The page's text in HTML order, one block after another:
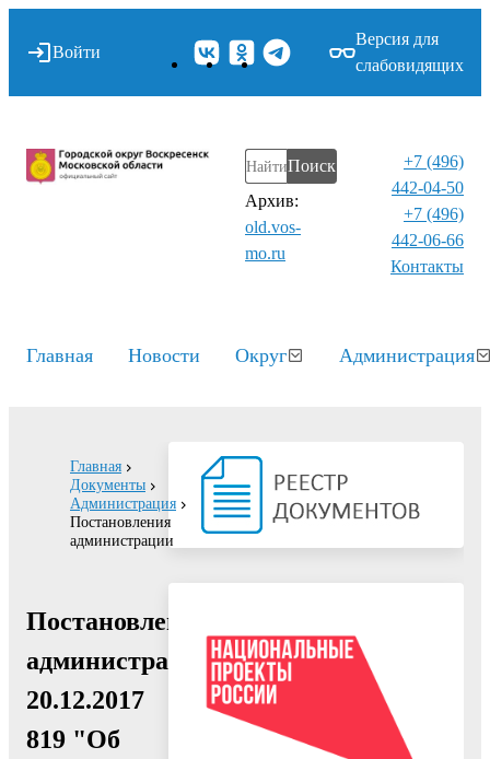
Войти
Версия для
слабовидящих
Поиск
Архив:
old.vos-
mo.ru
+7 (496)
442-04-50
+7 (496)
442-06-66
Контакты⁠
Главная Новости Округ Администрация
Главная
Документы
Администрация
Постановления
администрации
Постановление
администрации
20.12.2017
819 "Об